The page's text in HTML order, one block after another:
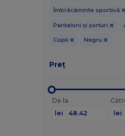
Îmbrăcăminte sportivă
Pantaloni și șorturi
Copii Negru
Preț
De la
lei
lei